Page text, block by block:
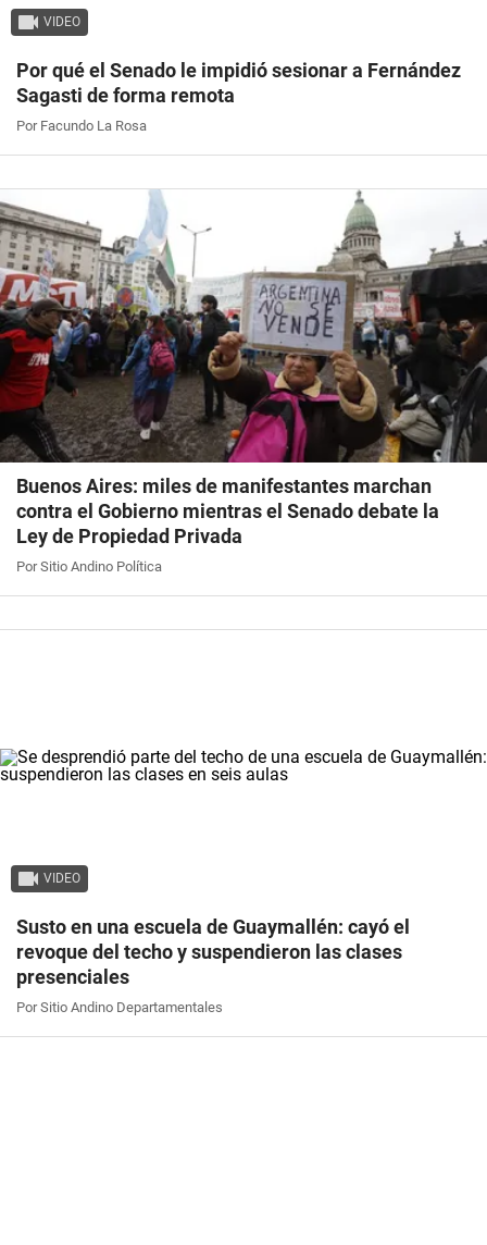
VIDEO
Por qué el Senado le impidió sesionar a Fernández
Sagasti de forma remota
Por Facundo La Rosa
Buenos Aires: miles de manifestantes marchan
contra el Gobierno mientras el Senado debate la
Ley de Propiedad Privada
Por Sitio Andino Política
VIDEO
Susto en una escuela de Guaymallén: cayó el
revoque del techo y suspendieron las clases
presenciales
Por Sitio Andino Departamentales